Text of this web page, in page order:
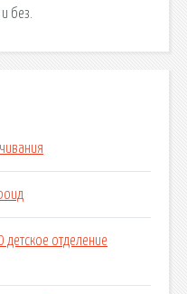
без.
детское отделение